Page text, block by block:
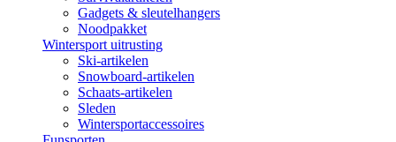
Gadgets & sleutelhangers
Noodpakket
Wintersport uitrusting
Ski-artikelen
Snowboard-artikelen
Schaats-artikelen
Sleden
Wintersportaccessoires